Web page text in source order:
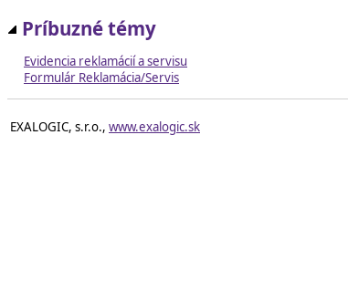
Príbuzné témy
Evidencia reklamácií a servisu
Formulár Reklamácia/Servis
EXALOGIC, s.r.o., www.exalogic.sk